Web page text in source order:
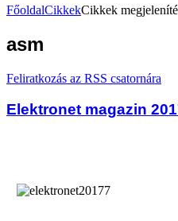
FőoldalCikkekCikkek
asm
Feliratkozás az RSS csatornára
Elektronet magazin